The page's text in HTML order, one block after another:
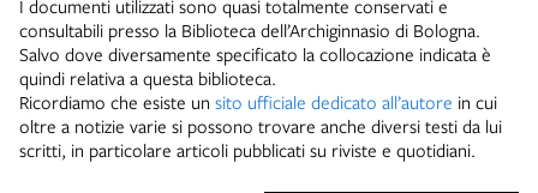
I documenti utilizzati sono quasi totalmente conservati e
consultabili presso la Biblioteca dell’Archiginnasio di Bologna.
Salvo dove diversamente specificato la collocazione indicata è
quindi relativa a questa biblioteca.
Ricordiamo che esiste un sito ufficiale dedicato all’autore in cui
oltre a notizie varie si possono trovare anche diversi testi da lui
scritti, in particolare articoli pubblicati su riviste e quotidiani.